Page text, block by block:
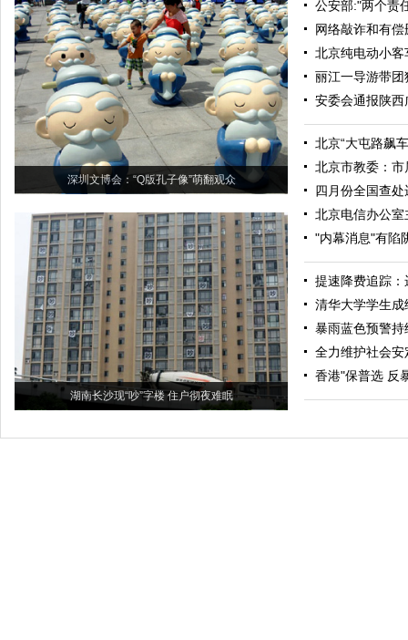
深圳文博会：“Q版孔子像”萌翻观众
湖南长沙现“吵”字楼 住户彻夜难眠
公安部:"两个责
网络敲诈和有
北京纯电动小
丽江一导游带
安委会通报陕
北京“大屯路飙
北京市教委：
四月份全国查
北京电信办公
"内幕消息"有陷
提速降费追踪
清华大学学生
暴雨蓝色预警
全力维护社会
香港"保普选 反